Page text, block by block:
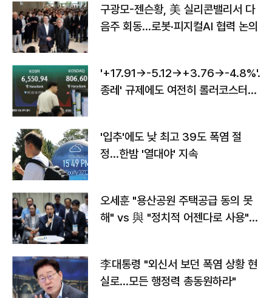
구광모-젠슨황, 美 실리콘밸리서 다
음주 회동…로봇·피지컬AI 협력 논의
'+17.91→-5.12→+3.76→-4.8%'…'
종레' 규제에도 여전히 롤러코스터
'입추'에도 낮 최고 39도 폭염 절
정…한밤 '열대야' 지속
오세훈 "용산공원 주택공급 동의 못
해" vs 與 "정치적 어젠다로 사용"
李대통령 "외신서 보던 폭염 상황 현
실로…모든 행정력 총동원하라"